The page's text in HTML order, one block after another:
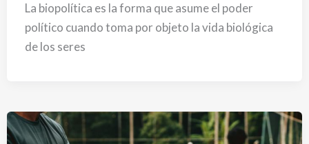
La biopolítica es la forma que asume el poder
político cuando toma por objeto la vida biológica
de los seres